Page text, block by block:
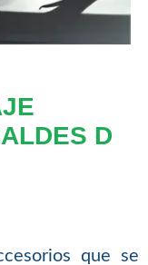
D
que se